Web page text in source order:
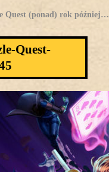
Quest (ponad) rok później…
Quest-